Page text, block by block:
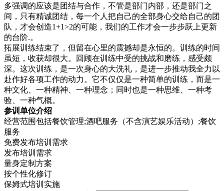
多强调的应该是团结与合作，不管是部门内部，还是部门之
间，只有精诚团结，每一个人把自己的全部身心交给自己的团
队，才会创造1+1>2的可能，我们的工作才会一步步跃上更新
的台阶.。
拓展训练结束了，但留在心里的震撼却是永恒的。训练的时间
虽短，收获却很大。回顾在训练中受的挑战和磨练，感受颇
深。这次训练，是一次身心的大洗礼，是进一步推动我全力以
赴作好各项工作的动力。它不仅仅是一种简单的训练，而是一
种文化、一种精神、一种理念；同时也是一种思维、一种考
验、一种气概。
参训单位介绍
经营范围包括餐饮管理;酒吧服务（不含演艺娱乐活动）;餐饮
服务
免费发布培训需求
发布培训需求
量身定制方案
按个性化修订
保姆式培训实施